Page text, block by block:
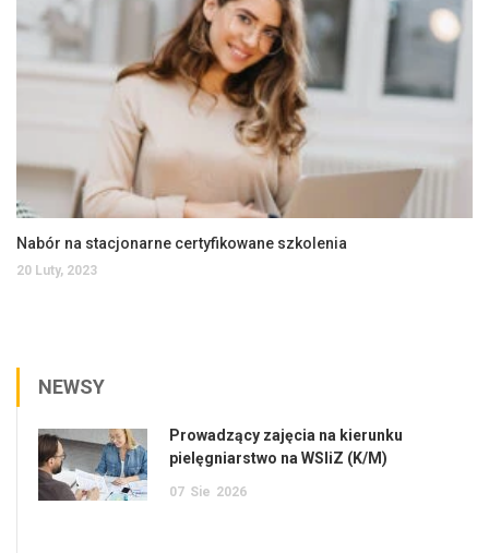
Nabór na stacjonarne certyfikowane szkolenia
20 Luty, 2023
NEWSY
Prowadzący zajęcia na kierunku
pielęgniarstwo na WSIiZ (K/M)
07 Sie 2026